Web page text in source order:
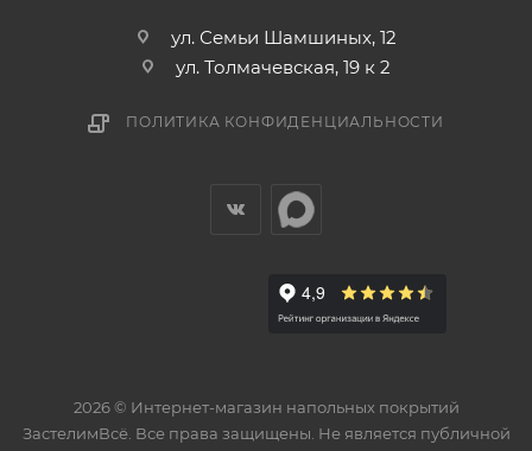
ул. Семьи Шамшиных, 12
ул. Толмачевская, 19 к 2
ПОЛИТИКА КОНФИДЕНЦИАЛЬНОСТИ
2026 © Интернет-магазин напольных покрытий
ЗастелимВсё. Все права защищены. Не является публичной